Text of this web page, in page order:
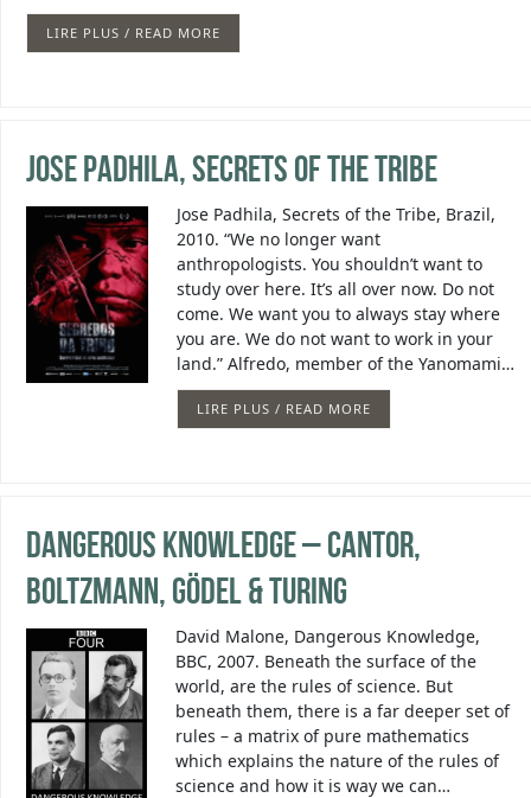
LIRE PLUS / READ MORE
Jose Padhila, Secrets of the Tribe
Jose Padhila, Secrets of the Tribe, Brazil,
2010. “We no longer want
anthropologists. You shouldn’t want to
study over here. It’s all over now. Do not
come. We want you to always stay where
you are. We do not want to work in your
land.” Alfredo, member of the Yanomami…
LIRE PLUS / READ MORE
Dangerous Knowledge – Cantor,
Boltzmann, Gödel & Turing
David Malone, Dangerous Knowledge,
BBC, 2007. Beneath the surface of the
world, are the rules of science. But
beneath them, there is a far deeper set of
rules – a matrix of pure mathematics
which explains the nature of the rules of
science and how it is way we can…